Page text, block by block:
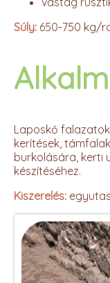
Súly: 650-750 kg/
Laposkő
kerítések,
burkolására, kerti
készítéséhez.
Kiszerelés: